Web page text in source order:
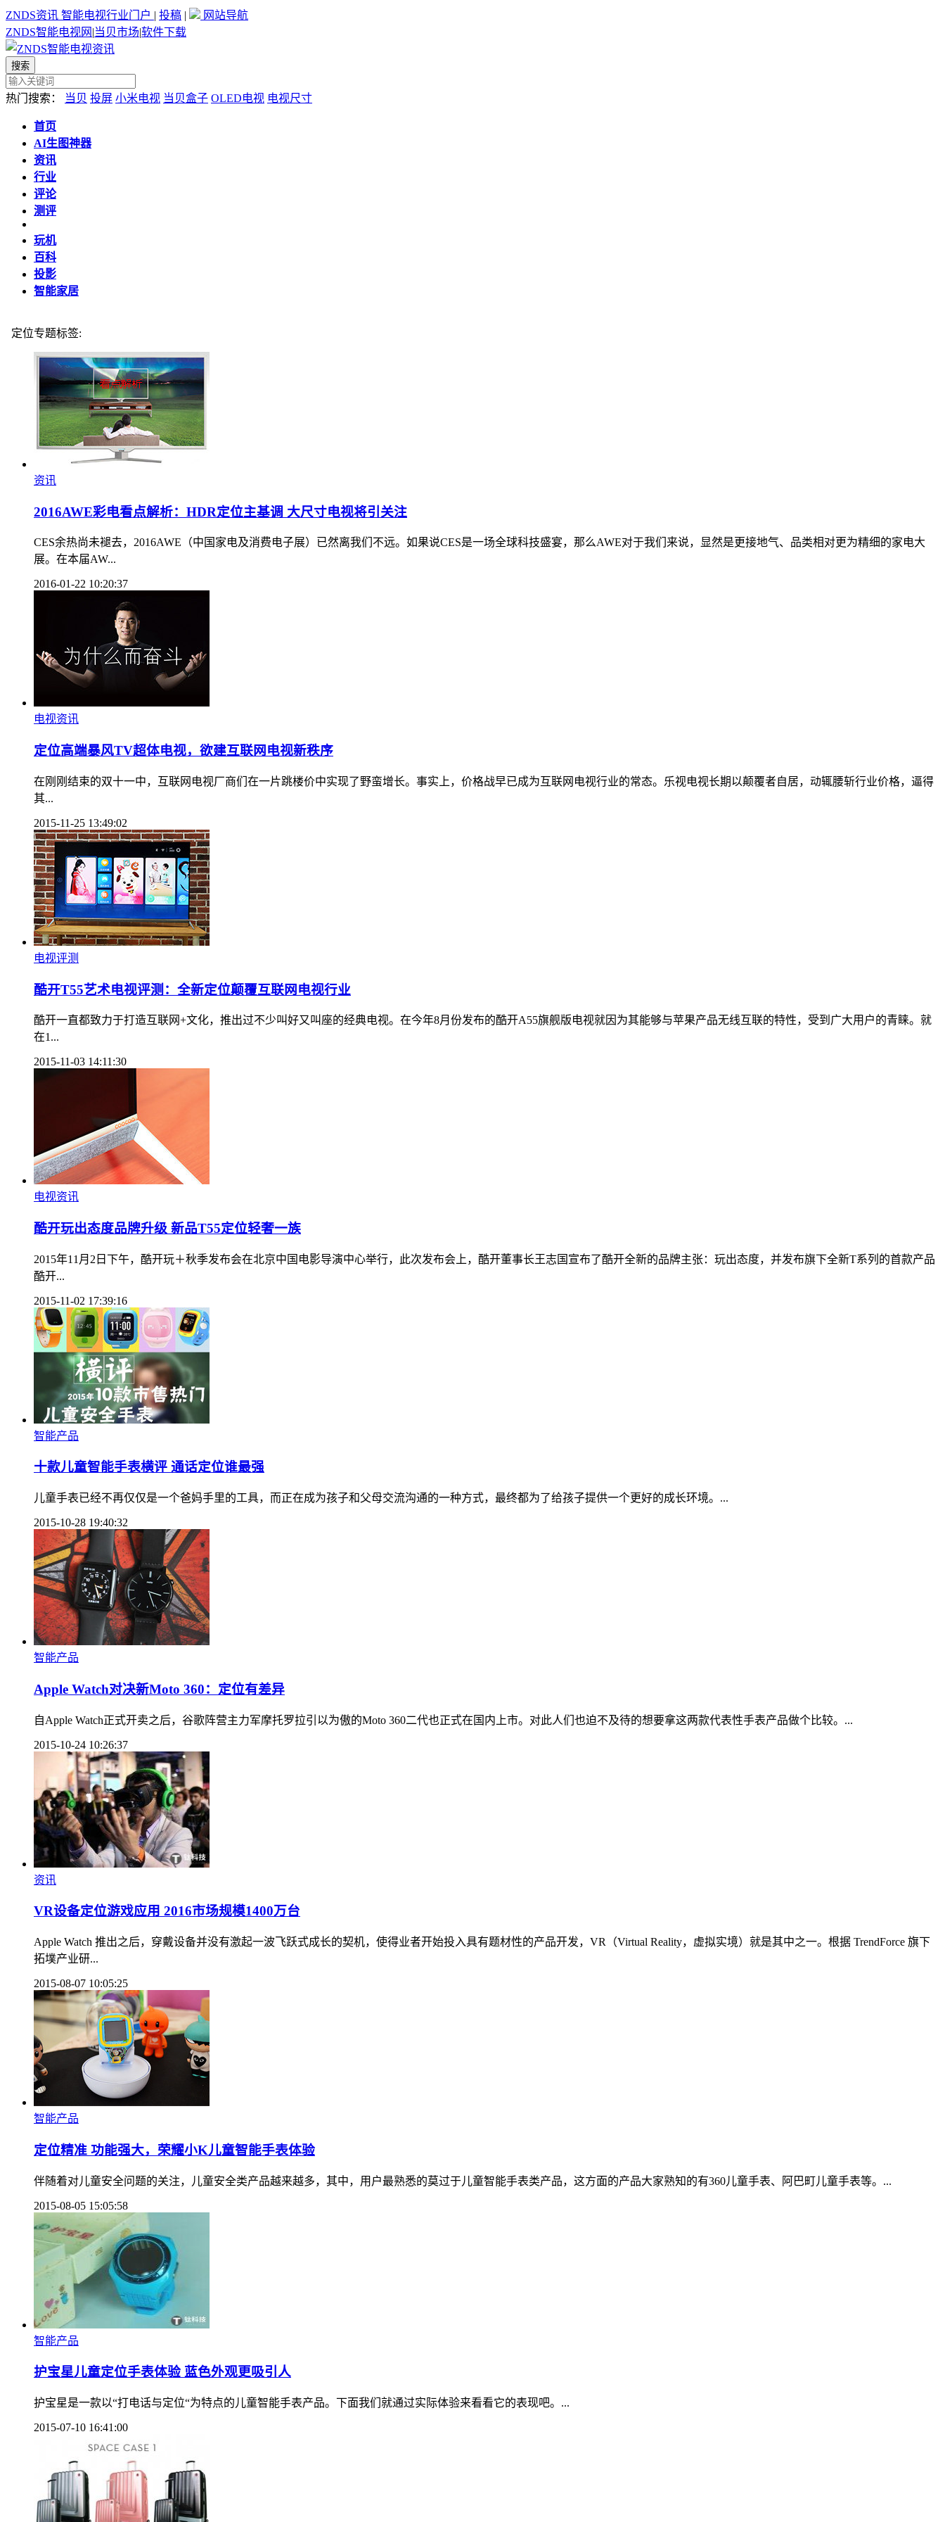
ZNDS资讯 智能电视行业门户 | 投稿 |
网站导航
ZNDS智能电视网 |当贝市场|软件下载
热门搜索： 当贝 投屏 小米电视 当贝盒子 OLED电视 电视尺寸
首页
AI生图神器
资讯
行业
评论
测评
玩机
百科
投影
智能家居
定位专题标签:
资讯
2016AWE彩电看点解析：HDR定位主基调 大尺寸电视将引关注
CES余热尚未褪去，2016AWE（中国家电及消费电子展）已然离我们不远。如果说CES是一场全球科技盛宴，那么AWE对于我们来说，显然是更接地气、品类相对更为精细的家电大
展。在本届AW...
2016-01-22 10:20:37
电视资讯
定位高端暴风TV超体电视，欲建互联网电视新秩序
在刚刚结束的双十一中，互联网电视厂商们在一片跳楼价中实现了野蛮增长。事实上，价格战早已成为互联网电视行业的常态。乐视电视长期以颠覆者自居，动辄腰斩行业价格，逼得
其...
2015-11-25 13:49:02
电视评测
酷开T55艺术电视评测：全新定位颠覆互联网电视行业
酷开一直都致力于打造互联网+文化，推出过不少叫好又叫座的经典电视。在今年8月份发布的酷开A55旗舰版电视就因为其能够与苹果产品无线互联的特性，受到广大用户的青睐。就
在1...
2015-11-03 14:11:30
电视资讯
酷开玩出态度品牌升级 新品T55定位轻奢一族
2015年11月2日下午，酷开玩＋秋季发布会在北京中国电影导演中心举行，此次发布会上，酷开董事长王志国宣布了酷开全新的品牌主张：玩出态度，并发布旗下全新T系列的首款产品
酷开...
2015-11-02 17:39:16
智能产品
十款儿童智能手表横评 通话定位谁最强
儿童手表已经不再仅仅是一个爸妈手里的工具，而正在成为孩子和父母交流沟通的一种方式，最终都为了给孩子提供一个更好的成长环境。...
2015-10-28 19:40:32
智能产品
Apple Watch对决新Moto 360：定位有差异
自Apple Watch正式开卖之后，谷歌阵营主力军摩托罗拉引以为傲的Moto 360二代也正式在国内上市。对此人们也迫不及待的想要拿这两款代表性手表产品做个比较。...
2015-10-24 10:26:37
资讯
VR设备定位游戏应用 2016市场规模1400万台
Apple Watch 推出之后，穿戴设备并没有激起一波飞跃式成长的契机，使得业者开始投入具有题材性的产品开发，VR（Virtual Reality，虚拟实境）就是其中之一。根据 TrendForce 旗下
拓墣产业研...
2015-08-07 10:05:25
智能产品
定位精准 功能强大，荣耀小K儿童智能手表体验
伴随着对儿童安全问题的关注，儿童安全类产品越来越多，其中，用户最熟悉的莫过于儿童智能手表类产品，这方面的产品大家熟知的有360儿童手表、阿巴町儿童手表等。...
2015-08-05 15:05:58
智能产品
护宝星儿童定位手表体验 蓝色外观更吸引人
护宝星是一款以“打电话与定位“为特点的儿童智能手表产品。下面我们就通过实际体验来看看它的表现吧。...
2015-07-10 16:41:00